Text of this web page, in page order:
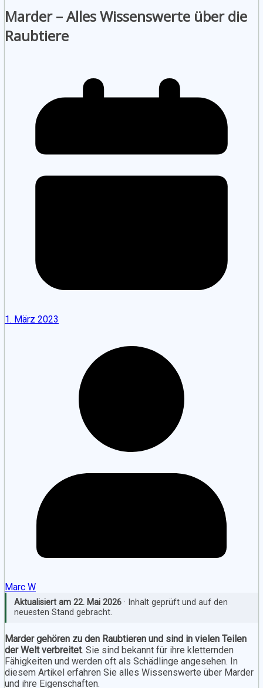
Marder – Alles Wissenswerte über die
Raubtiere
1. März 2023
Marc W
Aktualisiert am 22. Mai 2026· Inhalt geprüft und auf den
neuesten Stand gebracht.
Marder gehören zu den Raubtieren und sind in vielen Teilen
der Welt verbreitet. Sie sind bekannt für ihre kletternden
Fähigkeiten und werden oft als Schädlinge angesehen. In
diesem Artikel erfahren Sie alles Wissenswerte über Marder
und ihre Eigenschaften.